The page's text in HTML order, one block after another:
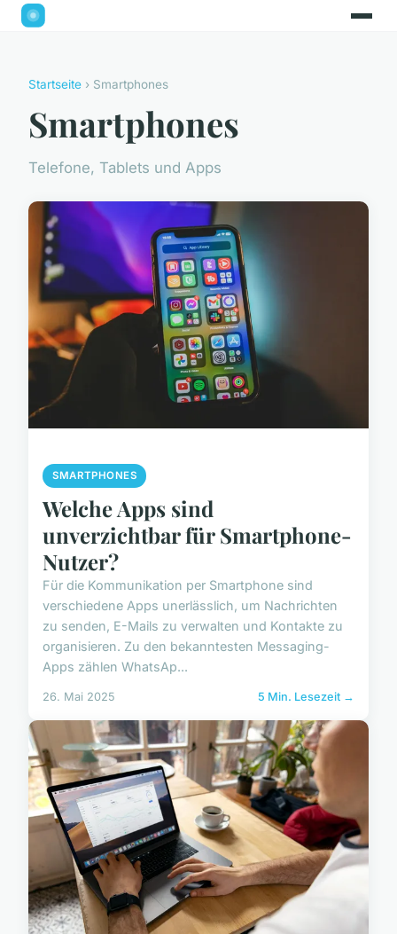
Startseite › Smartphones
Smartphones
Telefone, Tablets und Apps
SMARTPHONES
Welche Apps sind
unverzichtbar für Smartphone-
Nutzer?
Für die Kommunikation per Smartphone sind
verschiedene Apps unerlässlich, um Nachrichten
zu senden, E-Mails zu verwalten und Kontakte zu
organisieren. Zu den bekanntesten Messaging-
Apps zählen WhatsAp...
26. Mai 2025 5 Min. Lesezeit →